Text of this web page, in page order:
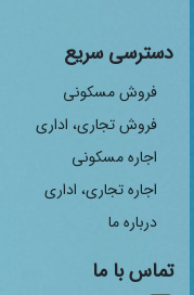
دسترسی سریع
فروش مسکونی
فروش تجاری، اداری
اجاره مسکونی
اجاره تجاری، اداری
درباره ما
تماس با ما